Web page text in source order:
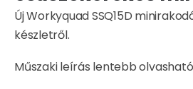
Új Workyquad SSQ15D
készletről.
Műszaki leírás lentebb